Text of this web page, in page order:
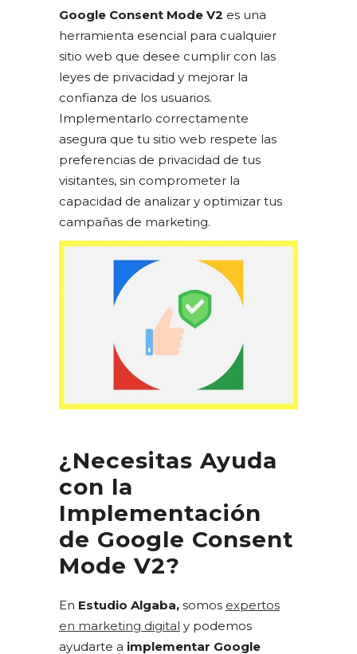
Google Consent Mode V2 es una
herramienta esencial para cualquier
sitio web que desee cumplir con las
leyes de privacidad y mejorar la
confianza de los usuarios.
Implementarlo correctamente
asegura que tu sitio web respete las
preferencias de privacidad de tus
visitantes, sin comprometer la
capacidad de analizar y optimizar tus
campañas de marketing.
¿Necesitas Ayuda
con la
Implementación
de Google Consent
Mode V2?
En Estudio Algaba, somos expertos
en marketing digital y podemos
ayudarte a implementar Google